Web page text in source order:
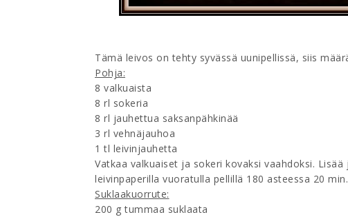
Tämä leivos on tehty syvässä uunipellissä, siis
Pohja:
8 valkuaista
8 rl sokeria
8 rl jauhettua saksanpähkinää
3 rl vehnäjauhoa
1 tl leivinjauhetta
Vatkaa valkuaiset ja sokeri kovaksi vaahdoksi.
leivinpaperilla vuoratulla pellillä 180 asteessa 20 min.
Suklaakuorrute:
200 g tummaa suklaata